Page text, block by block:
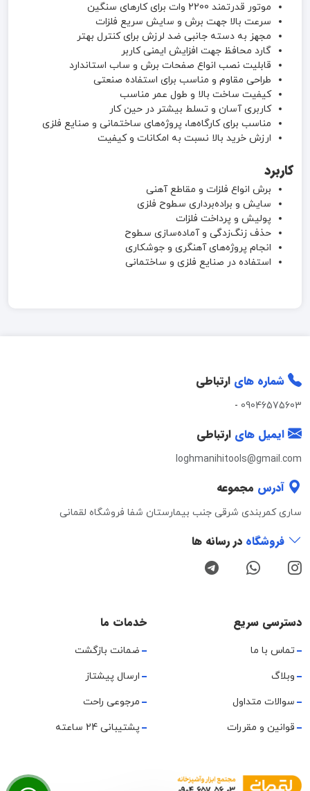
موتور قدرتمند 2200 وات برای کارهای سنگین
سرعت بالا جهت برش و سایش سریع فلزات
مجهز به دسته جانبی ضد لرزش برای کنترل بهتر
گارد محافظ جهت افزایش ایمنی کاربر
قابلیت نصب انواع صفحات برش و ساب استاندارد
طراحی مقاوم و مناسب برای استفاده صنعتی
کیفیت ساخت بالا و طول عمر مناسب
کاربری آسان و تسلط بیشتر در حین کار
مناسب برای کارگاه‌ها، پروژه‌های ساختمانی و صنایع فلزی
ارزش خرید بالا نسبت به امکانات و کیفیت
کاربرد
برش انواع فلزات و مقاطع آهنی
سایش و براده‌برداری سطوح فلزی
پولیش و پرداخت فلزات
حذف زنگ‌زدگی و آماده‌سازی سطوح
انجام پروژه‌های آهنگری و جوشکاری
استفاده در صنایع فلزی و ساختمانی
شماره های ارتباطی
09046575603
-
ایمیل های ارتباطی
loghmanihitools@gmail.com
آدرس مجموعه
ساری کمربندی شرقی جنب بیمارستان شفا فروشگاه لقمانی
فروشگاه در رسانه ها
دسترسی سریع
تماس با ما
وبلاگ
سوالات متداول
قوانین و مقررات
خدمات ما
ضمانت بازگشت
ارسال پیشتاز
مرجوعی راحت
پشتیبانی 24 ساعته